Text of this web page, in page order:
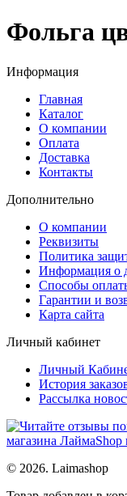
Фольга
Информация
Главная
Каталог
О компании
Оплата
Доставка
Контакты
Дополнительно
О компании
Реквизиты
Политика
Информация о
Способы
Гарантии и
Карта сайта
Личный кабинет
Личный
История
Рассылка
© 2026. Laimashop